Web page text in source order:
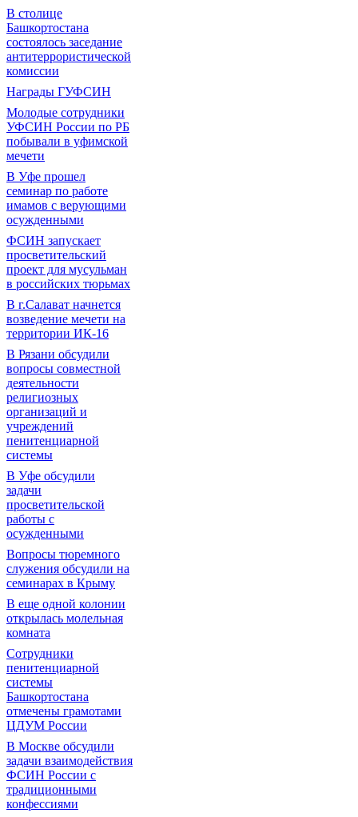
В столице
Башкортостана
состоялось заседание
антитеррористической
комиссии
Награды ГУФСИН
Молодые сотрудники
УФСИН России по РБ
побывали в уфимской
мечети
В Уфе прошел
семинар по работе
имамов с верующими
осужденными
ФСИН запускает
просветительский
проект для мусульман
в российских тюрьмах
В г.Салават начнется
возведение мечети на
территории ИК-16
В Рязани обсудили
вопросы совместной
деятельности
религиозных
организаций и
учреждений
пенитенциарной
системы
В Уфе обсудили
задачи
просветительской
работы с
осужденными
Вопросы тюремного
служения обсудили на
семинарах в Крыму
В еще одной колонии
открылась молельная
комната
Сотрудники
пенитенциарной
системы
Башкортостана
отмечены грамотами
ЦДУМ России
В Москве обсудили
задачи взаимодействия
ФСИН России с
традиционными
конфессиями